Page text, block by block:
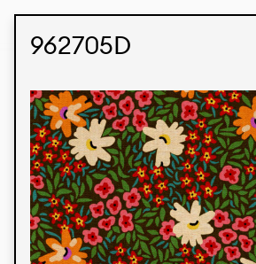
962705D
Produtos
Temos orgulho de expressar
brasileira por meio de nossos
personalizadas, trabalhando
com nossos clientes e dando
conceitos e criações. Nossa
produtos tem opções para
Oferecemos também tecidos